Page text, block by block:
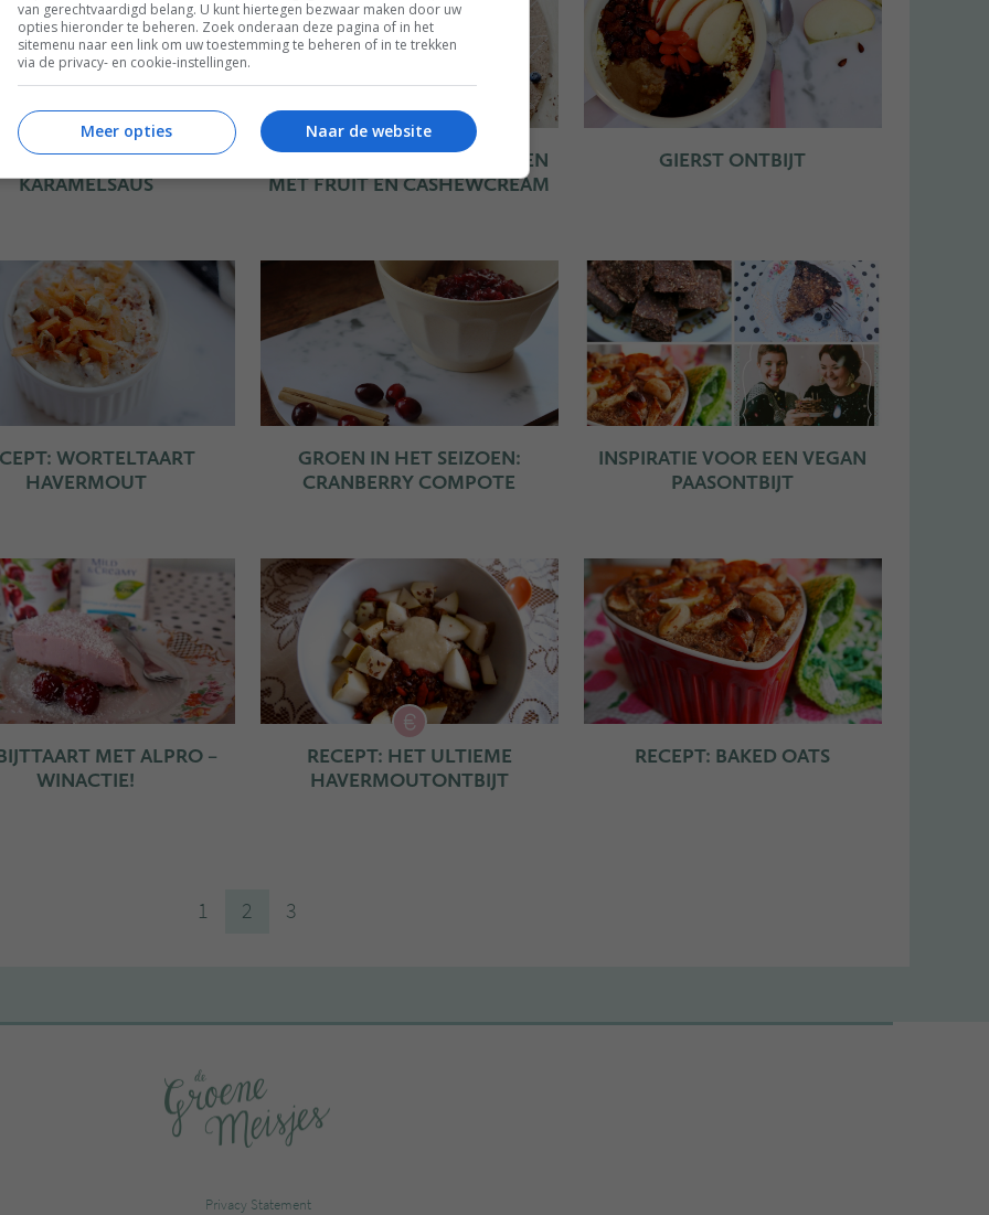
HAVERREPEN MET
KARAMELSAUS
CHOCOLADE PANNENKOEKEN
MET FRUIT EN CASHEWCREAM
GIERST ONTBIJT
WORTELTAART
HAVERMOUT
GROEN IN HET SEIZOEN:
CRANBERRY COMPOTE
INSPIRATIE VOOR EEN VEGAN
PAASONTBIJT
MET ALPRO –
WINACTIE!
RECEPT: HET ULTIEME
HAVERMOUTONTBIJT
RECEPT: BAKED OATS
1 2 3
Privacy Statement
van gerechtvaardigd belang. U kunt hiertegen bezwaar maken door uw
opties hieronder te beheren. Zoek onderaan deze pagina of in het
sitemenu naar een link om uw toestemming te beheren of in te trekken
via de privacy- en cookie-instellingen.
Naar de website
Meer opties